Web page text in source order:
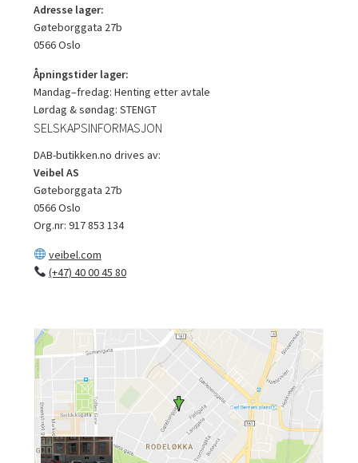
Adresse lager:
Gøteborggata 27b
0566 Oslo
Åpningstider lager:
Mandag–fredag: Henting etter avtale
Lørdag & søndag: STENGT
SELSKAPSINFORMASJON
DAB-butikken.no drives av:
Veibel AS
Gøteborggata 27b
0566 Oslo
Org.nr: 917 853 134
veibel.com
(+47) 40 00 45 80